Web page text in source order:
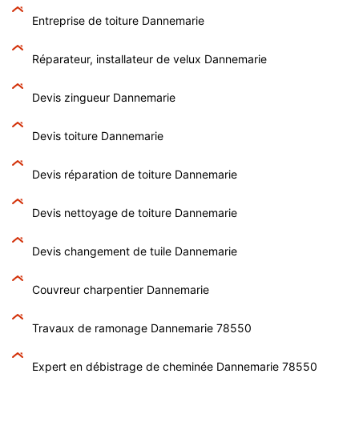
Entreprise de toiture Dannemarie
Réparateur, installateur de velux Dannemarie
Devis zingueur Dannemarie
Devis toiture Dannemarie
Devis réparation de toiture Dannemarie
Devis nettoyage de toiture Dannemarie
Devis changement de tuile Dannemarie
Couvreur charpentier Dannemarie
Travaux de ramonage Dannemarie 78550
Expert en débistrage de cheminée Dannemarie 78550